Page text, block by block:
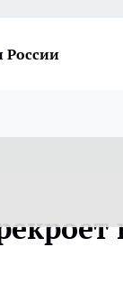
России